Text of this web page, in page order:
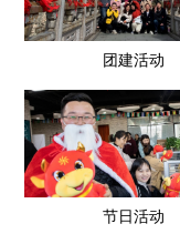
团建活动
节日活动